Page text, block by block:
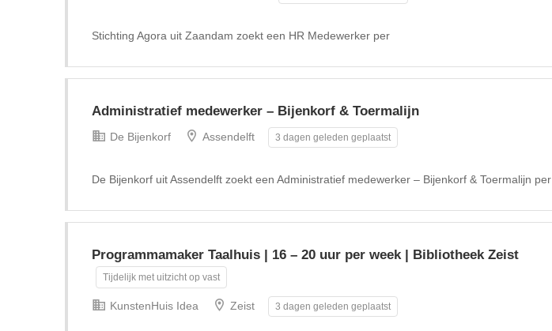
Stichting Agora uit Zaandam zoekt een HR Medewerker per
Administratief medewerker – Bijenkorf & Toermalijn
De Bijenkorf Assendelft 3 dagen geleden geplaatst
De Bijenkorf uit Assendelft zoekt een Administratief medewerker – Bijenkorf & Toermalijn per
Programmamaker Taalhuis | 16 – 20 uur per week | Bibliotheek Zeist
Tijdelijk met uitzicht op vast
KunstenHuis Idea Zeist 3 dagen geleden geplaatst